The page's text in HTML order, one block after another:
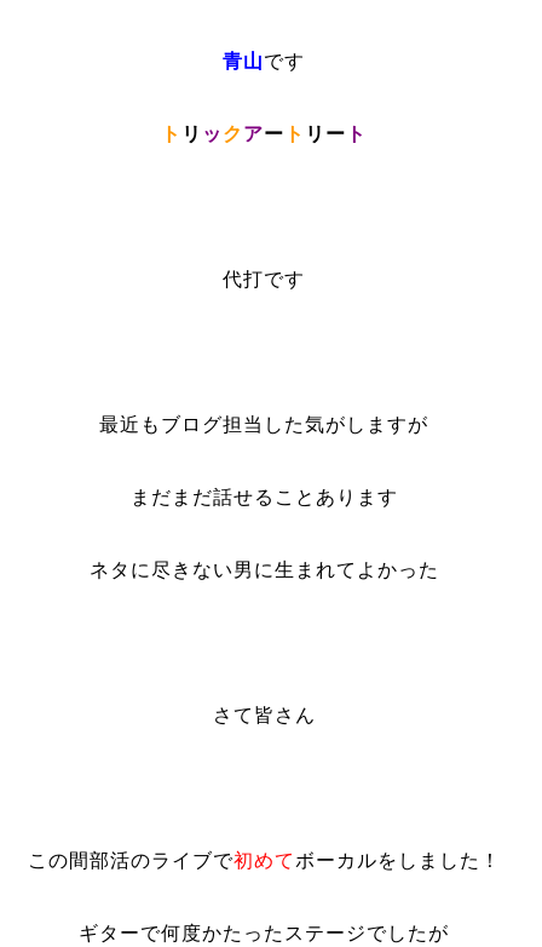
青山です
ト リ ッ ク アー ト リー ト
代打です
最近もブログ担当した気がしますが
まだまだ話せることあります
ネタに尽きない男に生まれてよかった
さて皆さん
この間部活のライブで初めて ボーカルをしました！
ギターで何度かたったステージでしたが